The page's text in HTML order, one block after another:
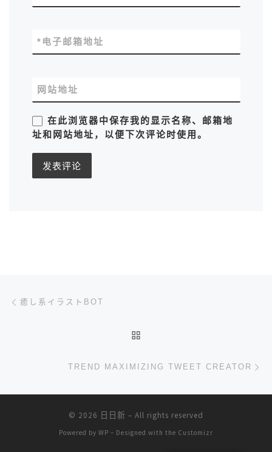
电子邮箱地址
*
网站地址
在此浏览器中保存我的显示名称、邮箱地
址和网站地址，以便下次评论时使用。
文章导航
癒し系イラストBOT
TREND MAXIMIZING TWEET CREATOR
© 2026 日日新 – All rights reserved
Powered by WP – Designed with the Customizr